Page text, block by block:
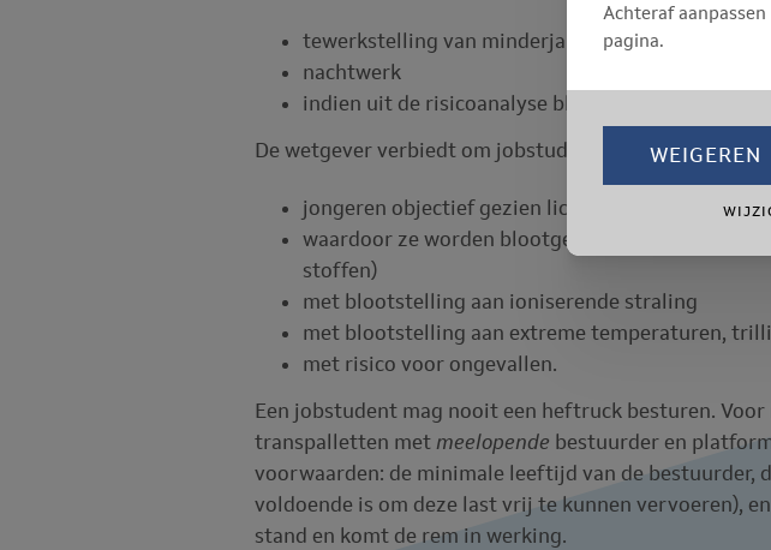
tewerkstelling van minderjarigen (< 18 jaar)
nachtwerk
indien uit de risicoanalyse blijkt dat de
De wetgever verbiedt om jobstudenten gevaarlijk
jongeren objectief gezien lichamelijk of psychisch
waardoor ze worden blootgesteld aan
stoffen)
met blootstelling aan ioniserende straling
met blootstelling aan extreme temperaturen,
met risico voor ongevallen.
Een jobstudent mag nooit een heftruck besturen.
transpalletten met meelopende bestuurder en
voorwaarden: de minimale leeftijd van de
voldoende is om deze last vrij te kunnen vervoeren),
stand en komt de rem in werking.
Achteraf
pagina.
WEIGEREN